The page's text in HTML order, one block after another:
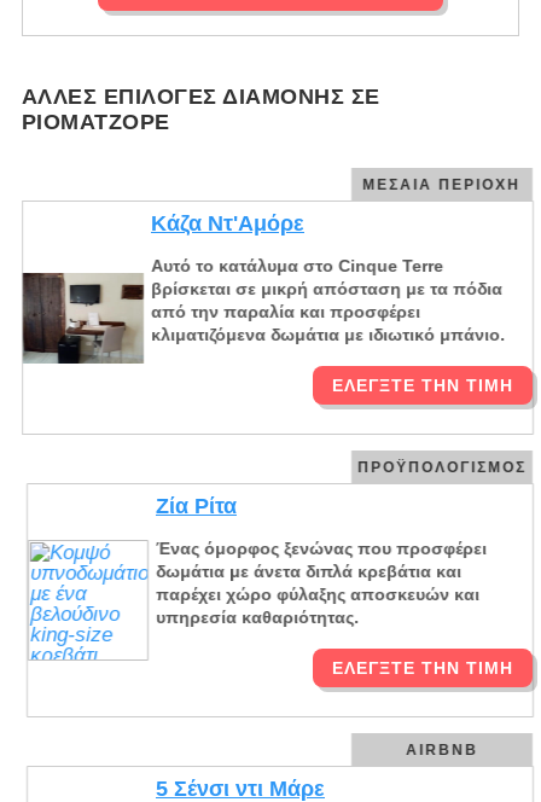
ΆΛΛΕΣ ΕΠΙΛΟΓΈΣ ΔΙΑΜΟΝΉΣ ΣΕ
ΡΙΟΜΑΤΖΌΡΕ
ΜΕΣΑΊΑ ΠΕΡΙΟΧΉ
Κάζα Ντ'Αμόρε
Αυτό το κατάλυμα στο Cinque Terre
βρίσκεται σε μικρή απόσταση με τα πόδια
από την παραλία και προσφέρει
κλιματιζόμενα δωμάτια με ιδιωτικό μπάνιο.
ΕΛΈΓΞΤΕ ΤΗΝ ΤΙΜΉ
ΠΡΟΫΠΟΛΟΓΙΣΜΌΣ
Ζία Ρίτα
Ένας όμορφος ξενώνας που προσφέρει
δωμάτια με άνετα διπλά κρεβάτια και
παρέχει χώρο φύλαξης αποσκευών και
υπηρεσία καθαριότητας.
ΕΛΈΓΞΤΕ ΤΗΝ ΤΙΜΉ
AIRBNB
5 Σένσι ντι Μάρε